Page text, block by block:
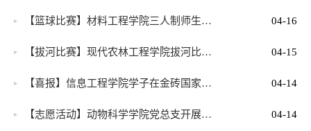
04-16
【篮球比赛】材料工程学院三人制师生…
04-15
【拔河比赛】现代农林工程学院拔河比…
04-14
【喜报】信息工程学院学子在金砖国家…
04-14
【志愿活动】动物科学学院党总支开展…